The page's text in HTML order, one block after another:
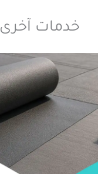
خدمات آخرى